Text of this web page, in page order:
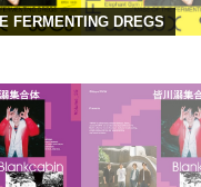
FERMENTING DREGS